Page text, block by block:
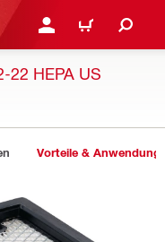
ANMELDEN ODER
WARENKORB
22 HEPA US
Vorteile &